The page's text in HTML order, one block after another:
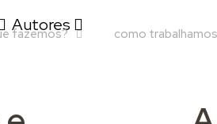
fazemos? como trabalhamos
Autores